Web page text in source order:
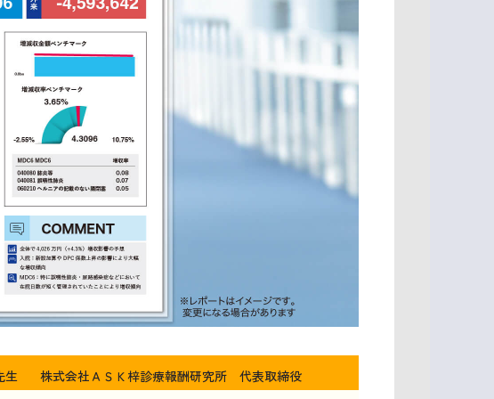
生 株式会社ＡＳＫ梓診療報酬研究所 代表取締役